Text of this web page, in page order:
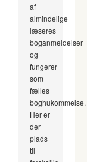
af
almindelige
læseres
boganmeldelser
og
fungerer
som
fælles
boghukommelse.
Her er
der
plads
til